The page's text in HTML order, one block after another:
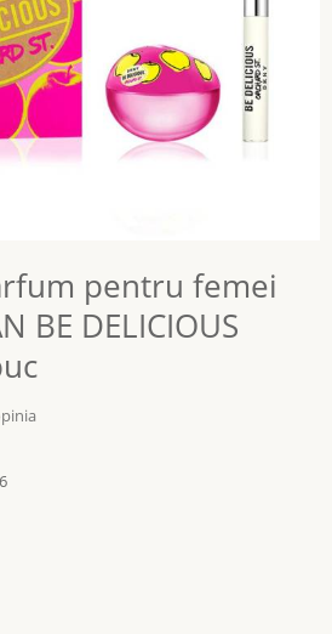
pentru femei
BE DELICIOUS